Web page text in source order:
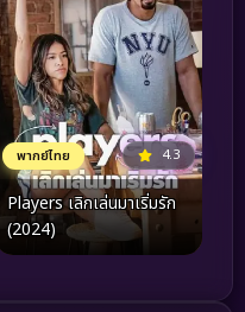
พากย์ไทย 4.3
Players เลิกเล่นมาเริ่มรัก
(2024)